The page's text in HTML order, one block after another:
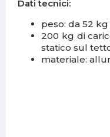
Dati tecnici:
peso: da 52
200 kg di
statico sul
materiale: